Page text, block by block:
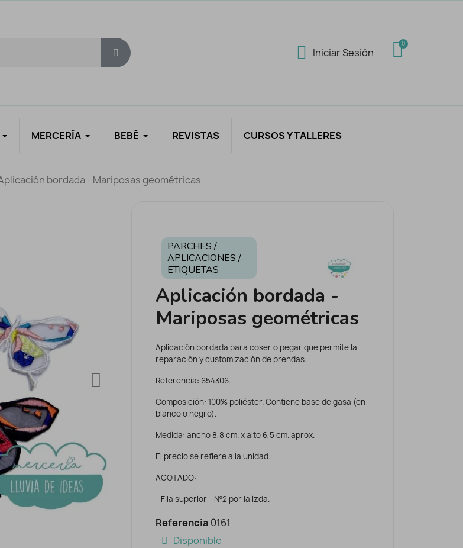
Iniciar Sesión
MERCERÍA BEBÉ REVISTAS CURSOS Y TALLERES
bordada - Mariposas geométricas
PARCHES /
APLICACIONES /
ETIQUETAS
Aplicación bordada -
Mariposas geométricas
Aplicación bordada para coser o pegar que permite la
reparación y customización de prendas.
Referencia: 654306.
Composición: 100% poliéster. Contiene base de gasa (en
blanco o negro).
Medida: ancho 8,8 cm. x alto 6,5 cm. aprox.
El precio se refiere a la unidad.
AGOTADO:
- Fila superior - Nº2 por la izda.
Referencia 0161
Disponible